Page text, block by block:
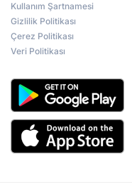
Kullanım Şartnamesi
Gizlilik Politikası
Çerez Politikası
Veri Politikası